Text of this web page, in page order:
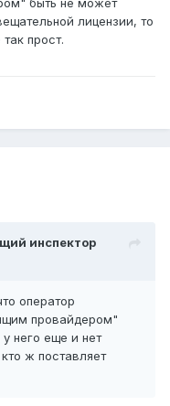
быть не может
лицензии, то
прост.
инспектор
оператор
провайдером"
него еще и нет
ж поставляет